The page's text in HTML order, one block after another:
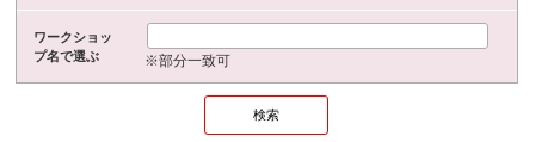
ワークショッ
プ名で選ぶ
※部分一致可